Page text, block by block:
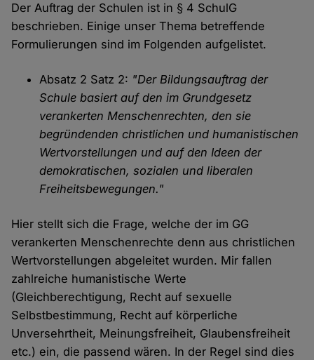
Der Auftrag der Schulen ist in § 4 SchulG
beschrieben. Einige unser Thema betreffende
Formulierungen sind im Folgenden aufgelistet.
Absatz 2 Satz 2: "Der Bildungsauftrag der
Schule basiert auf den im Grundgesetz
verankerten Menschenrechten, den sie
begründenden christlichen und humanistischen
Wertvorstellungen und auf den Ideen der
demokratischen, sozialen und liberalen
Freiheitsbewegungen."
Hier stellt sich die Frage, welche der im GG
verankerten Menschenrechte denn aus christlichen
Wertvorstellungen abgeleitet wurden. Mir fallen
zahlreiche humanistische Werte
(Gleichberechtigung, Recht auf sexuelle
Selbstbestimmung, Recht auf körperliche
Unversehrtheit, Meinungsfreiheit, Glaubensfreiheit
etc.) ein, die passend wären. In der Regel sind dies